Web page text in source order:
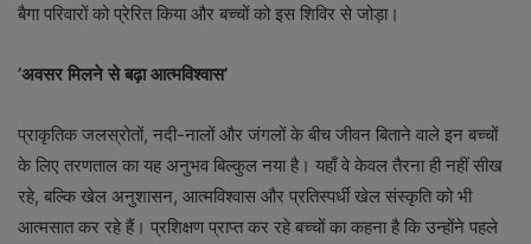
बैगा परिवारों को प्रेरित किया और बच्चों को इस शिविर से जोड़ा।
’अवसर मिलने से बढ़ा आत्मविश्वास’
प्राकृतिक जलस्रोतों, नदी-नालों और जंगलों के बीच जीवन बिताने वाले इन बच्चों
के लिए तरणताल का यह अनुभव बिल्कुल नया है। यहाँ वे केवल तैरना ही नहीं सीख
रहे, बल्कि खेल अनुशासन, आत्मविश्वास और प्रतिस्पर्धी खेल संस्कृति को भी
आत्मसात कर रहे हैं। प्रशिक्षण प्राप्त कर रहे बच्चों का कहना है कि उन्होंने पहले